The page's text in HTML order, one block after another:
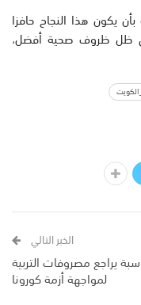
يكون هذا النجاح حافزا
في ظل ظروف صحية أفضل،
الخبر التالي
يراجع مصروفات التربية
لمواجهة أزمة كورونا